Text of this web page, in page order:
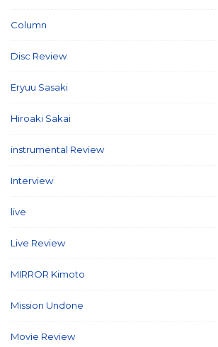
Column
Disc Review
Eryuu Sasaki
Hiroaki Sakai
instrumental Review
Interview
live
Live Review
MIRROR Kimoto
Mission Undone
Movie Review